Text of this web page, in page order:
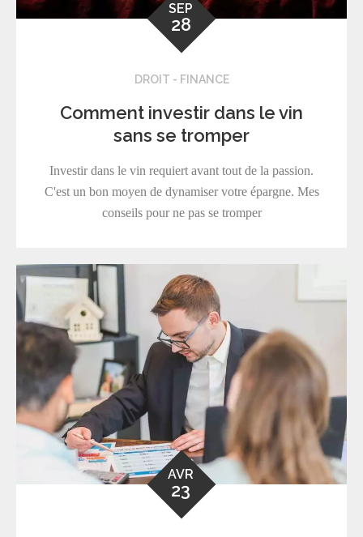
SEP
28
DROIT - FINANCE
Comment investir dans le vin
sans se tromper
Investir dans le vin requiert avant tout de la passion.
C'est un bon moyen de dynamiser votre épargne. Mes
conseils pour ne pas se tromper
AVR
23